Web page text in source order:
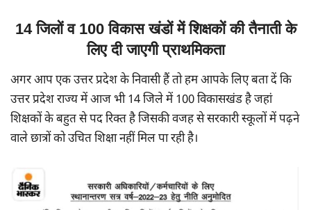
14 जिलों व 100 विकास खंडों में शिक्षकों की तैनाती के
लिए दी जाएगी प्राथमिकता
अगर आप एक उत्तर प्रदेश के निवासी हैं तो हम आपके लिए बता दें कि
उत्तर प्रदेश राज्य में आज भी 14 जिले में 100 विकासखंड है जहां
शिक्षकों के बहुत से पद रिक्त है जिसकी वजह से सरकारी स्कूलों में पढ़ने
वाले छात्रों को उचित शिक्षा नहीं मिल पा रही है।